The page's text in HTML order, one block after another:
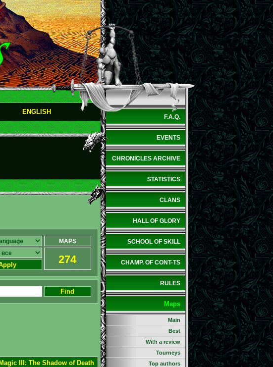
ENGLISH
MAPS
274
Find
III: The Shadow of Death
F.A.Q.
EVENTS
CHRONICLES ARCHIVE
STATISTICS
CLANS
HALL OF GLORY
SCHOOL OF SKILL
CHAMP. OF CONT-TS
RULES
Maps
Main
Best
With a review
Tourneys
Top authors